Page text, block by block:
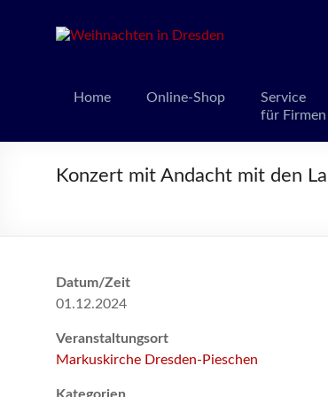
Home Online-Shop
Service
für Firmen
Konzert mit Andacht mit den
Datum/Zeit
01.12.2024
Veranstaltungsort
Markuskirche Dresden-Pieschen